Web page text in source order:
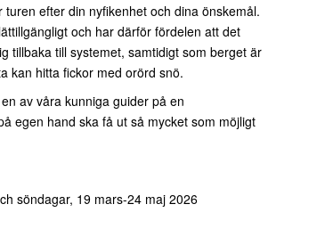
efter din nyfikenhet och dina önskemål.
och har därför fördelen att det
tillbaka till systemet, samtidigt som berget är
kan hitta fickor med orörd snö.
av våra kunniga guider på en
egen hand ska få ut så mycket som möjligt
söndagar, 19 mars-24 maj 2026